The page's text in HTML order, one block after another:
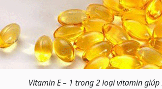
Vitamin E – 1 trong 2 loại vitamin